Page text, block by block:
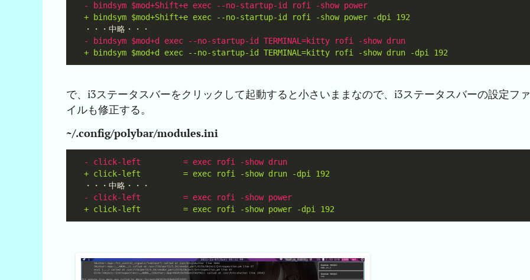
で、i3ステータスバーをクリックして起動すると小さいままなので、i3ステータスバーの設定ファ
イルも修正する。
~/.config/polybar/modules.ini